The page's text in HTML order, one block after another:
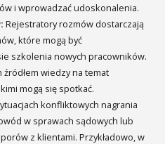
i wprowadzać udoskonalenia.
Rejestratory rozmów dostarczają
które mogą być
szkolenia nowych pracowników.
wiedzy na temat
mogą się spotkać.
konfliktowych nagrania
w sprawach sądowych lub
z klientami. Przykładowo, w